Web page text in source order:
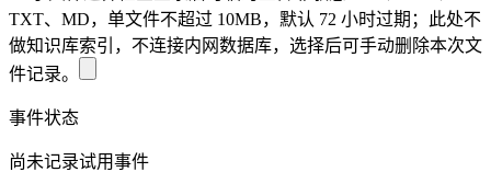
TXT、MD，单文件不超过 10MB，默认 72 小时过期；此处不
做知识库索引，不连接内网数据库，选择后可手动删除本次文
件记录。
事件状态
尚未记录试用事件